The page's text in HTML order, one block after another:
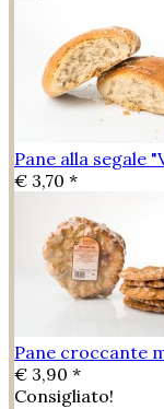
Pane alla segale
€ 3,70 *
Pane croccante
€ 3,90 *
Consigliato!